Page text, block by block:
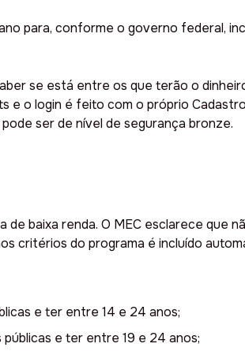
para, conforme o governo federal,
se está entre os que terão o
e o login é feito com o próprio
ser de nível de segurança bronze.
baixa renda. O MEC esclarece que
critérios do programa é incluído
e ter entre 14 e 24 anos;
e ter entre 19 e 24 anos;